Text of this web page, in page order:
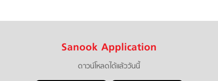
Sanook Application
ดาวน์โหลดได้แล้ววันนี้